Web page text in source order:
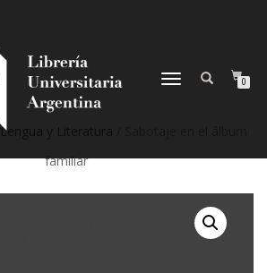
NAVEGACIÓN
0
Lengua y Literatura
familiar